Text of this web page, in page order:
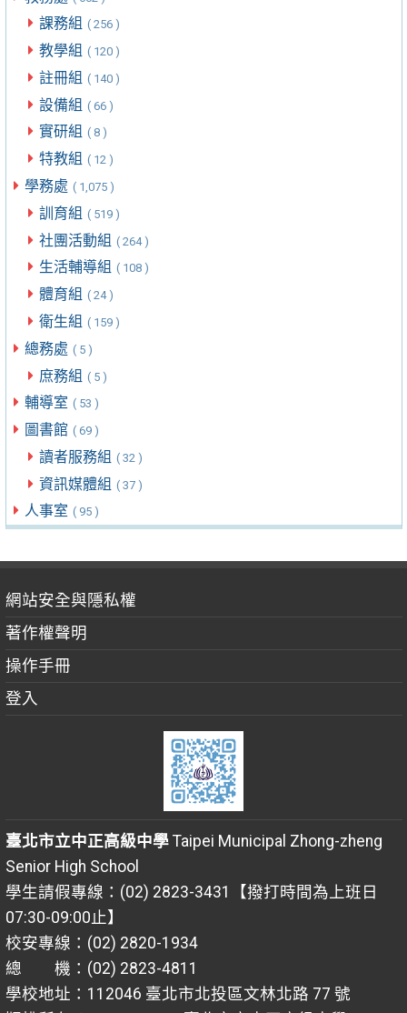
課務組 ( 256 )
教學組 ( 120 )
註冊組 ( 140 )
設備組 ( 66 )
實研組 ( 8 )
特教組 ( 12 )
學務處 ( 1,075 )
訓育組 ( 519 )
社團活動組 ( 264 )
生活輔導組 ( 108 )
體育組 ( 24 )
衛生組 ( 159 )
總務處 ( 5 )
庶務組 ( 5 )
輔導室 ( 53 )
圖書館 ( 69 )
讀者服務組 ( 32 )
資訊媒體組 ( 37 )
人事室 ( 95 )
網站安全與隱私權
著作權聲明
操作手冊
登入
臺北市立中正高級中學Taipei Municipal Zhong-zheng
Senior High School
學生請假專線：(02) 2823-3431【撥打時間為上班日
07:30-09:00止】
校安專線：(02) 2820-1934
總 機：(02) 2823-4811
學校地址：112046 臺北市北投區文林北路 77 號